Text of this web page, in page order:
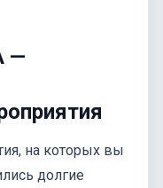
—
на которых вы
долгие